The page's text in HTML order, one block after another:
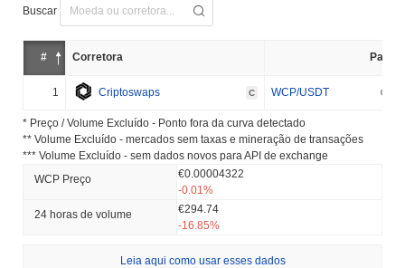
Buscar
# Corretora Par
1 Criptoswaps C WCP/USDT
* Preço / Volume Excluído - Ponto fora da curva detectado
** Volume Excluído - mercados sem taxas e mineração de transações
*** Volume Excluído - sem dados novos para API de exchange
WCP Preço
€0.00004322
-0.01%
24 horas de volume
€294.74
-16.85%
Leia aqui como usar esses dados